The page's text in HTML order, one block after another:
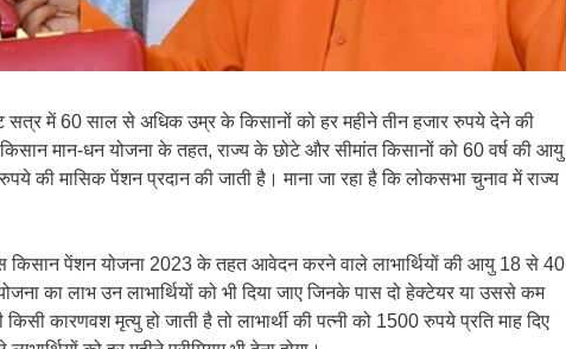
सत्र में 60 साल से अधिक उम्र के किसानों को हर महीने तीन हजार रुपये देने की
मान-धन योजना के तहत, राज्य के छोटे और सीमांत किसानों को 60 वर्ष की आयु
की मासिक पेंशन प्रदान की जाती है। माना जा रहा है कि लोकसभा चुनाव में राज्य
किसान पेंशन योजना 2023 के तहत आवेदन करने वाले लाभार्थियों की आयु 18 से 40
का लाभ उन लाभार्थियों को भी दिया जाए जिनके पास दो हेक्टेयर या उससे कम
कारणवश मृत्यु हो जाती है तो लाभार्थी की पत्नी को 1500 रुपये प्रति माह दिए